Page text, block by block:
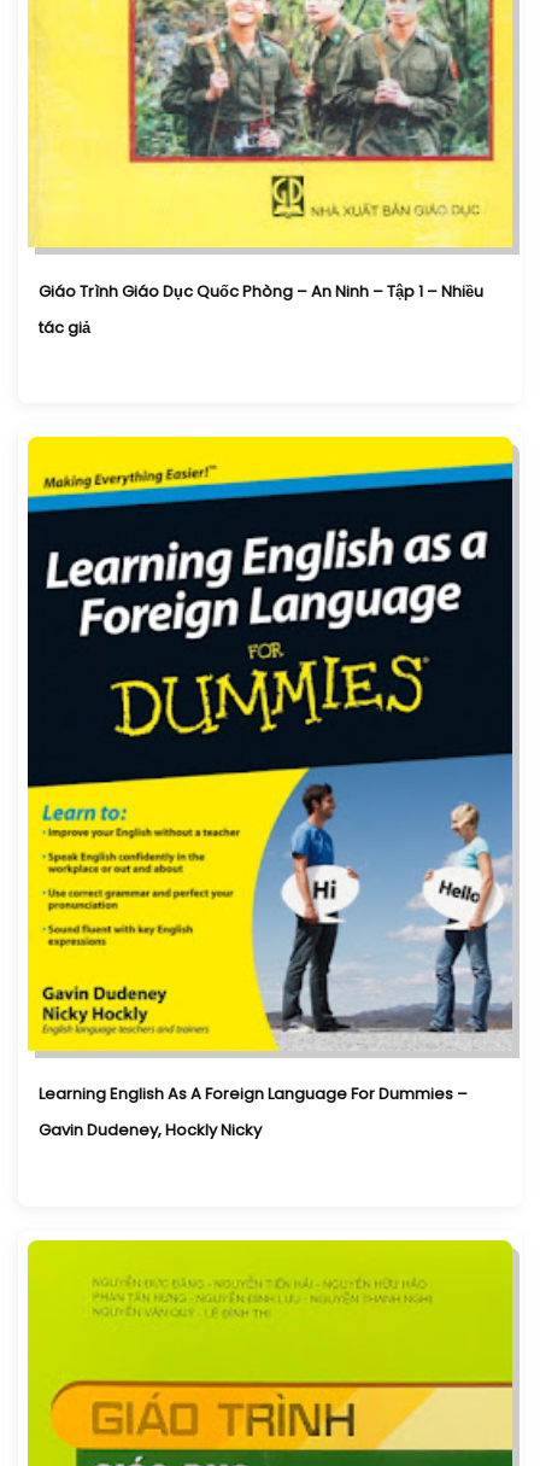
Giáo Trình Giáo Dục Quốc Phòng – An Ninh – Tập 1 – Nhiều
tác giả
Learning English As A Foreign Language For Dummies –
Gavin Dudeney, Hockly Nicky